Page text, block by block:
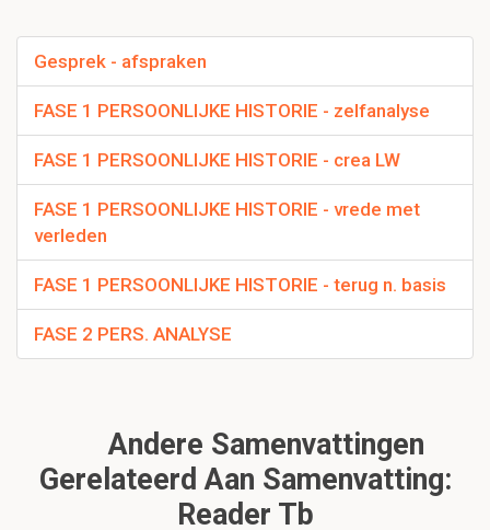
Gesprek - afspraken
FASE 1 PERSOONLIJKE HISTORIE - zelfanalyse
FASE 1 PERSOONLIJKE HISTORIE - crea LW
FASE 1 PERSOONLIJKE HISTORIE - vrede met
verleden
FASE 1 PERSOONLIJKE HISTORIE - terug n. basis
FASE 2 PERS. ANALYSE
Andere Samenvattingen
Gerelateerd Aan Samenvatting:
Reader Tb